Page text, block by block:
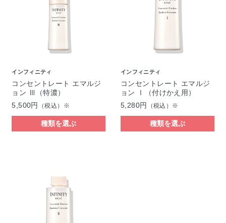
インフィニティ
コンセントレート エマルジ
ョン Ⅲ（特濃）
5,500円
（税込）※
種類を選ぶ
インフィニティ
コンセントレート エマルジ
ョン Ⅰ（付けかえ用）
5,280円
（税込）※
種類を選ぶ